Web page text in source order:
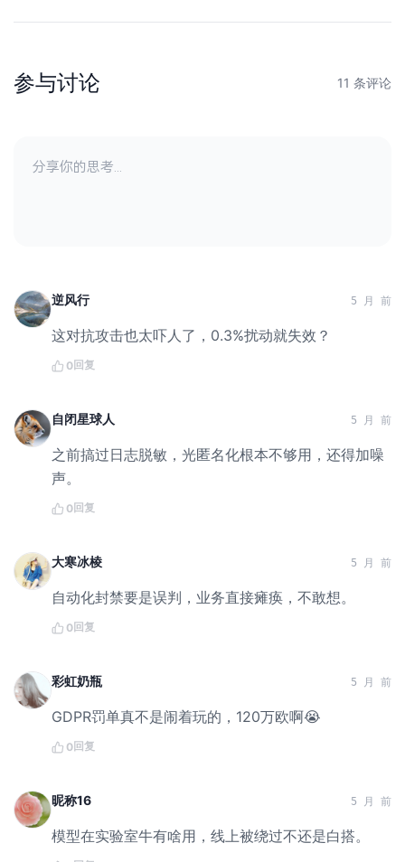
参与讨论 11 条评论
逆风行 5 月 前
这对抗攻击也太吓人了，0.3%扰动就失效？
0回复
自闭星球人 5 月 前
之前搞过日志脱敏，光匿名化根本不够用，还得加噪
声。
0回复
大寒冰棱 5 月 前
自动化封禁要是误判，业务直接瘫痪，不敢想。
0回复
彩虹奶瓶 5 月 前
GDPR罚单真不是闹着玩的，120万欧啊😭
0回复
昵称16 5 月 前
模型在实验室牛有啥用，线上被绕过不还是白搭。